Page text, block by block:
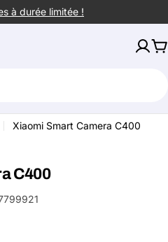
à durée limitée !
Xiaomi Smart Camera C400
C400